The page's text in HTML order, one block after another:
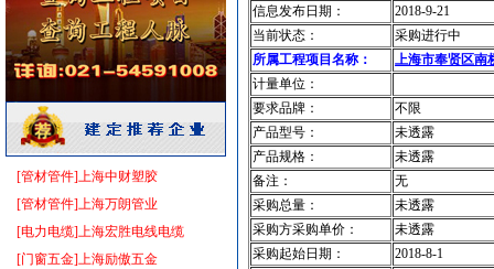
[管材管件]上海中财塑胶
[管材管件]上海万朗管业
[电力电缆]上海宏胜电线电缆
[门窗五金]上海励傲五金
卫浴洁具 [采购中]
石材木材 [采购中]
供水设备 [采购中]
石材木材
[采购中]
消防稳压泵
仪器仪表 [采购中]
灰砂砖 [采购中]
水泵 [采购中]
防水防腐 [采购中]
信息发布日期：
2018-9-21
当前状态：
采购进行中
所属工程项目名称：
上海市奉贤区南
计量单位：
要求品牌：
不限
产品型号：
未透露
产品规格：
未透露
备注：
无
采购总量：
未透露
采购方采购单价：
未透露
采购起始日期：
2018-8-1